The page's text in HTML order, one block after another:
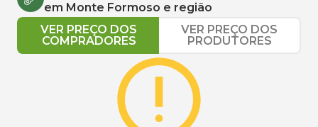
em Monte Formoso e região
VER PREÇO DOS
COMPRADORES
VER PREÇO DOS
PRODUTORES